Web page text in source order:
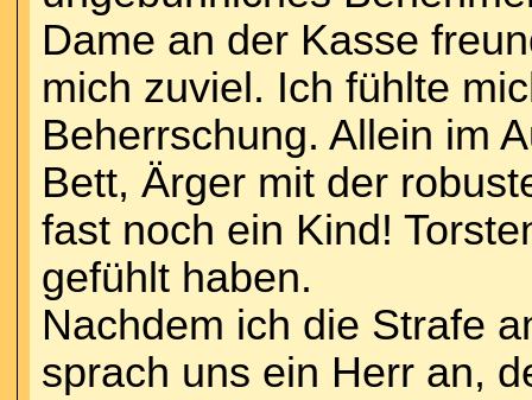
Dame an der Kasse
mich zuviel. Ich fühlte
Beherrschung. Allein im
Bett, Ärger mit der
fast noch ein Kind!
gefühlt haben.
Nachdem ich die Strafe
sprach uns ein Herr an,